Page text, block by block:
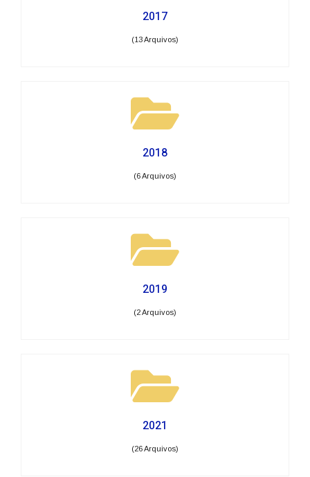
2017
(13 Arquivos)
2018
(6 Arquivos)
2019
(2 Arquivos)
2021
(26 Arquivos)